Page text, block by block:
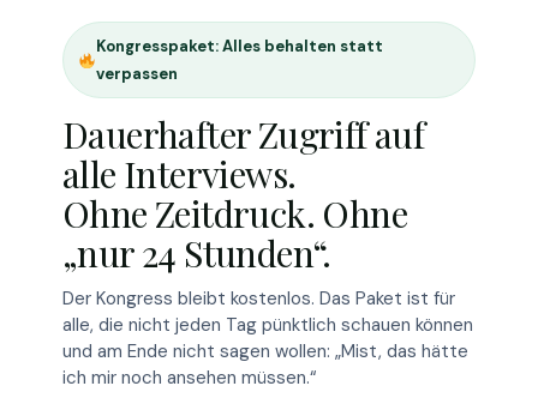
Kongresspaket: Alles behalten statt
verpassen
Dauerhafter Zugriff auf
alle Interviews.
Ohne Zeitdruck. Ohne
„nur 24 Stunden“.
Der Kongress bleibt kostenlos. Das Paket ist für
alle, die nicht jeden Tag pünktlich schauen können
und am Ende nicht sagen wollen: „Mist, das hätte
ich mir noch ansehen müssen.“